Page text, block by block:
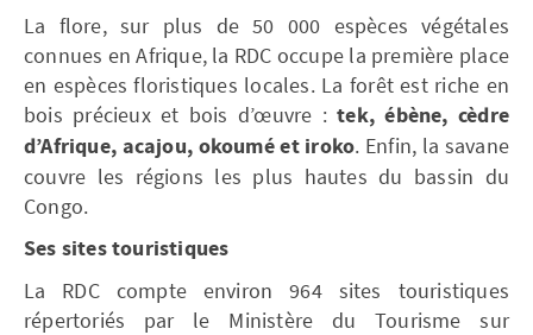
La flore, sur plus de 50 000 espèces végétales
connues en Afrique, la RDC occupe la première place
en espèces floristiques locales. La forêt est riche en
bois précieux et bois d’œuvre :tek, ébène, cèdre
d’Afrique, acajou, okoumé et iroko. Enfin, la savane
couvre les régions les plus hautes du bassin du
Congo.
Ses sites touristiques
La RDC compte environ 964 sites touristiques
répertoriés par le Ministère du Tourisme sur